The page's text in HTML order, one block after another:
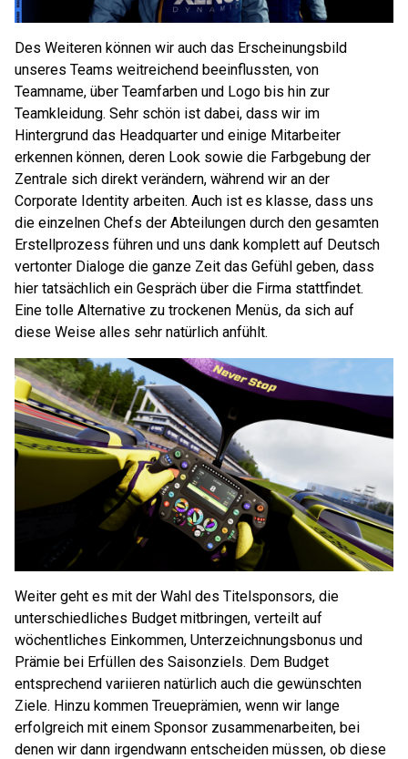
Des Weiteren können wir auch das Erscheinungsbild
unseres Teams weitreichend beeinflussten, von
Teamname, über Teamfarben und Logo bis hin zur
Teamkleidung. Sehr schön ist dabei, dass wir im
Hintergrund das Headquarter und einige Mitarbeiter
erkennen können, deren Look sowie die Farbgebung der
Zentrale sich direkt verändern, während wir an der
Corporate Identity arbeiten. Auch ist es klasse, dass uns
die einzelnen Chefs der Abteilungen durch den gesamten
Erstellprozess führen und uns dank komplett auf Deutsch
vertonter Dialoge die ganze Zeit das Gefühl geben, dass
hier tatsächlich ein Gespräch über die Firma stattfindet.
Eine tolle Alternative zu trockenen Menüs, da sich auf
diese Weise alles sehr natürlich anfühlt.
Weiter geht es mit der Wahl des Titelsponsors, die
unterschiedliches Budget mitbringen, verteilt auf
wöchentliches Einkommen, Unterzeichnungsbonus und
Prämie bei Erfüllen des Saisonziels. Dem Budget
entsprechend variieren natürlich auch die gewünschten
Ziele. Hinzu kommen Treueprämien, wenn wir lange
erfolgreich mit einem Sponsor zusammenarbeiten, bei
denen wir dann irgendwann entscheiden müssen, ob diese